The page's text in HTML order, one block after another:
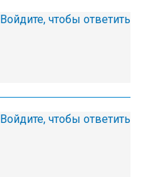
Войдите, чтобы ответить
Войдите, чтобы ответить